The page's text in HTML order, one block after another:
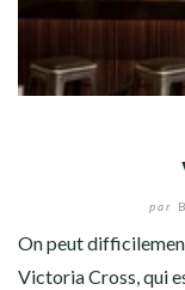
par
On peut
Victoria Cross, qui